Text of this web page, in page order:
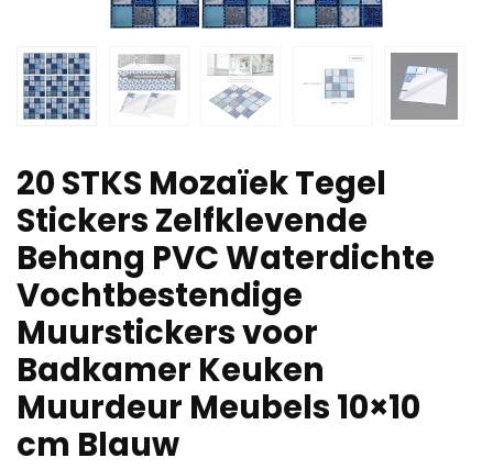
20 STKS Mozaïek Tegel
Stickers Zelfklevende
Behang PVC Waterdichte
Vochtbestendige
Muurstickers voor
Badkamer Keuken
Muurdeur Meubels 10×10
cm Blauw